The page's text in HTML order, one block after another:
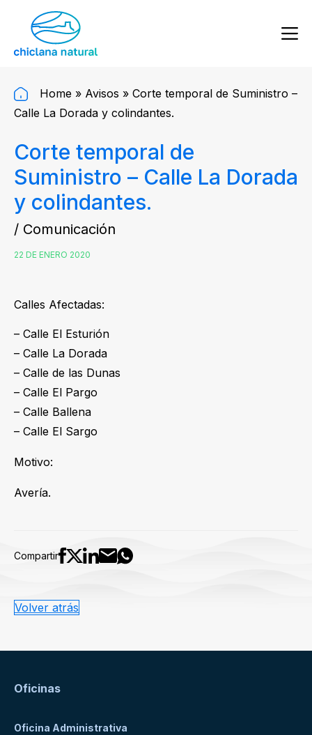
Home » Avisos » Corte temporal de Suministro –
Calle La Dorada y colindantes.
Corte temporal de
Suministro – Calle La Dorada
y colindantes.
/ Comunicación
22 DE ENERO 2020
Calles Afectadas:
– Calle El Esturión
– Calle La Dorada
– Calle de las Dunas
– Calle El Pargo
– Calle Ballena
– Calle El Sargo
Motivo:
Avería.
Compartir
Volver atrás
Oficinas
Oficina Administrativa